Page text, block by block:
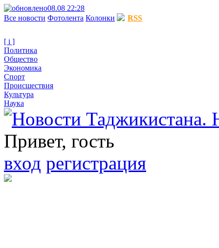
08.08 22:28
Все новости Фотолента Колонки RSS
[ i ]
Политика
Общество
Экономика
Спорт
Происшествия
Культура
Наука
Привет, гость
вход регистрация